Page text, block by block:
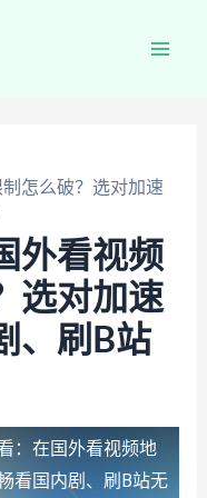
怎么破？选对加速
外看视频
选对加速
、刷B站
：在国外看视频地
看国内剧、刷B站无